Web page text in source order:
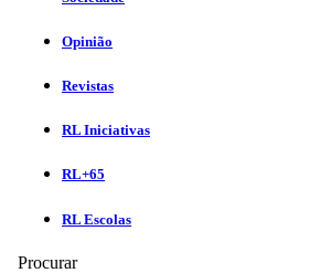
Opinião
Revistas
RL Iniciativas
RL+65
RL Escolas
Procurar